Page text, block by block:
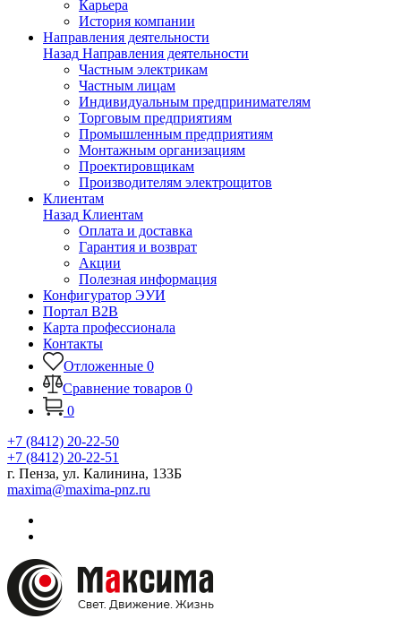
Карьера
История компании
Направления деятельности
Назад Направления деятельности
Частным электрикам
Частным лицам
Индивидуальным предпринимателям
Торговым предприятиям
Промышленным предприятиям
Монтажным организациям
Проектировщикам
Производителям электрощитов
Клиентам
Назад Клиентам
Оплата и доставка
Гарантия и возврат
Акции
Полезная информация
Конфигуратор ЭУИ
Портал B2B
Карта профессионала
Контакты
Отложенные 0
Сравнение товаров 0
0
+7 (8412) 20-22-50
+7 (8412) 20-22-51
г. Пенза, ул. Калинина, 133Б
maxima@maxima-pnz.ru